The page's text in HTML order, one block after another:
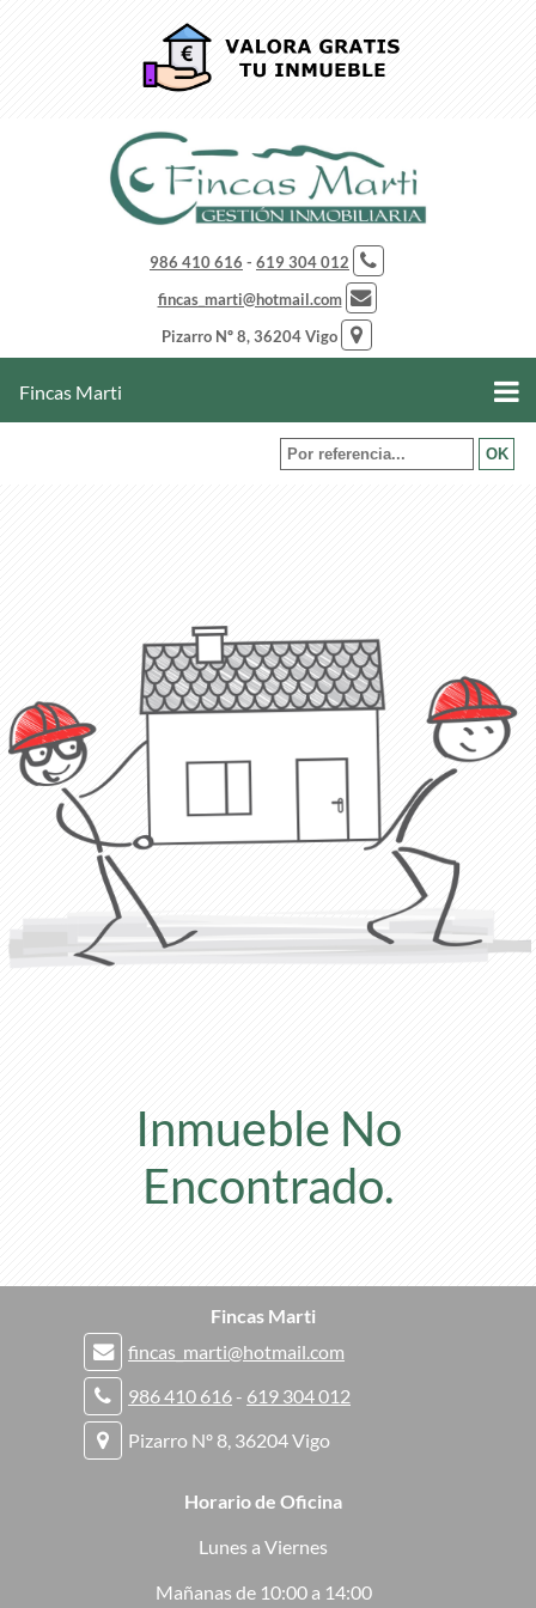
986 410 616 - 619 304 012
fincas_marti@hotmail.com
Pizarro Nº 8, 36204 Vigo
Fincas Marti
Inmueble No
Encontrado.
Fincas Marti
fincas_marti@hotmail.com
986 410 616 - 619 304 012
Pizarro Nº 8, 36204 Vigo
Horario de Oficina
Lunes a Viernes
Mañanas de 10:00 a 14:00